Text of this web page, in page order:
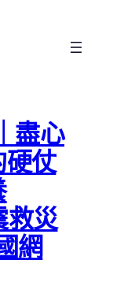
盡心
硬仗
救災
網